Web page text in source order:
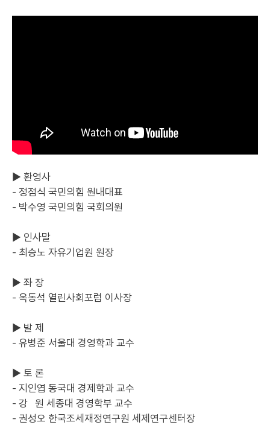
▶ 환영사
- 정점식 국민의힘 원내대표
- 박수영 국민의힘 국회의원
▶ 인사말
- 최승노 자유기업원 원장
▶ 좌 장
- 옥동석 열린사회포럼 이사장
▶ 발 제
- 유병준 서울대 경영학과 교수
▶ 토 론
- 지인엽 동국대 경제학과 교수
- 강 원 세종대 경영학부 교수
- 권성오 한국조세재정연구원 세제연구센터장